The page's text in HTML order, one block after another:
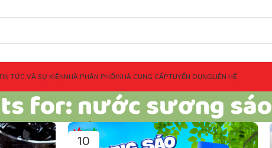
TỨC VÀ SỰ KIỆNNHÀ PHÂN PHỐINHÀ CUNG CẤPTUYỂN DỤNGLIÊN HỆ
for: nước sương sáo
10